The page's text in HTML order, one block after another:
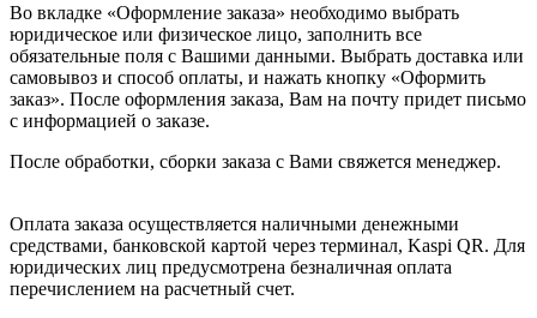
Во вкладке «Оформление заказа» необходимо выбрать
юридическое или физическое лицо, заполнить все
обязательные поля с Вашими данными. Выбрать доставка или
самовывоз и способ оплаты, и нажать кнопку «Оформить
заказ». После оформления заказа, Вам на почту придет письмо
с информацией о заказе.
После обработки, сборки заказа с Вами свяжется менеджер.
Оплата заказа осуществляется наличными денежными
средствами, банковской картой через терминал, Kaspi QR. Для
юридических лиц предусмотрена безналичная оплата
перечислением на расчетный счет.